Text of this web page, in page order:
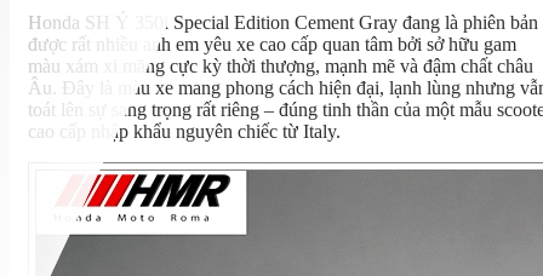
Honda SH Ý 350i Special Edition Cement Gray đang là phiên bản
được rất nhiều anh em yêu xe cao cấp quan tâm bởi sở hữu gam
màu xám xi măng cực kỳ thời thượng, mạnh mẽ và đậm chất châu
Âu. Đây là màu xe mang phong cách hiện đại, lạnh lùng nhưng
toát lên sự sang trọng rất riêng – đúng tinh thần của một mẫu
cao cấp nhập khẩu nguyên chiếc từ Italy.